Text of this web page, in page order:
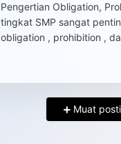
Pengertian Obligation,
tingkat SMP sangat
obligation , prohibition ,
Muat